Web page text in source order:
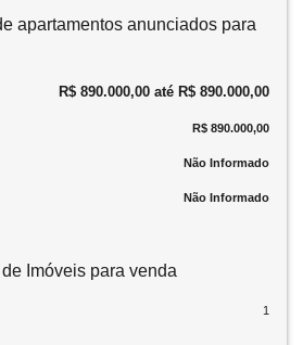
apartamentos anunciados para
R$ 890.000,00 até R$ 890.000,00
R$ 890.000,00
Não Informado
Não Informado
Imóveis para venda
1